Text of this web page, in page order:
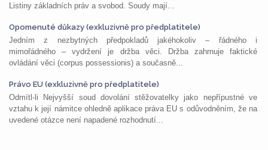
Listiny základních práv a svobod. Soudy mají...
Opomenuté důkazy (exkluzivně pro předplatitele)
Jedním z nezbytných předpokladů jakéhokoliv – řádného i
mimořádného – vydržení je držba věci. Držba zahrnuje faktické
ovládání věci (corpus possessionis) a současně...
Právo EU (exkluzivně pro předplatitele)
Odmítl-li Nejvyšší soud dovolání stěžovatelky jako nepřípustné ve
vztahu k její námitce ohledně aplikace práva EU s odůvodněním, že na
uvedené otázce není napadené rozhodnutí...